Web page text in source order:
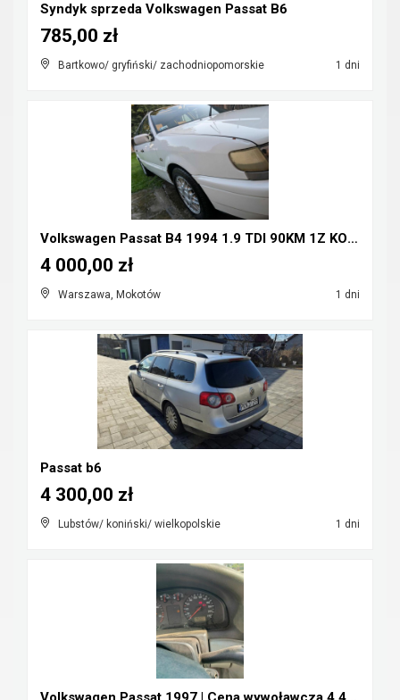
Syndyk sprzeda Volkswagen Passat B6
Bartkowo/ gryfiński/ zachodniopomorskie 1 dni
785,00 zł
Volkswagen Passat B4 1994 1.9 TDI 90KM 1Z KOMBI
Warszawa, Mokotów 1 dni
4 000,00 zł
Passat b6
Lubstów/ koniński/ wielkopolskie 1 dni
4 300,00 zł